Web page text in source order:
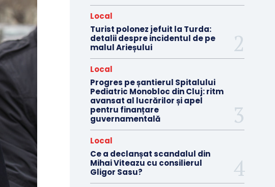
Local
Turist polonez jefuit la Turda:
detalii despre incidentul de pe
malul Arieșului
Local
Progres pe șantierul Spitalului
Pediatric Monobloc din Cluj: ritm
avansat al lucrărilor și apel
pentru finanțare
guvernamentală
Local
Ce a declanșat scandalul din
Mihai Viteazu cu consilierul
Gligor Sasu?